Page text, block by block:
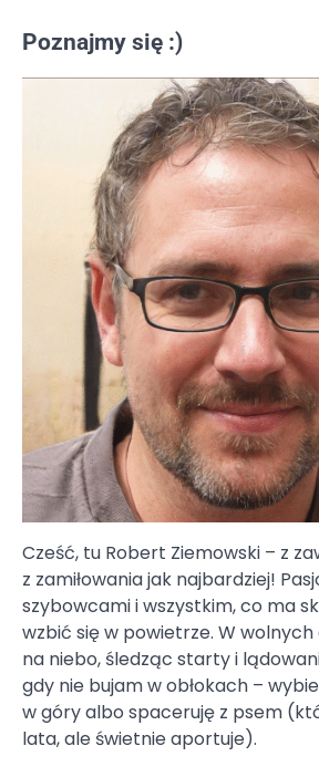
Poznajmy się :)
Cześć, tu Robert Ziemowski – z
z zamiłowania jak najbardziej!
szybowcami i wszystkim, co ma
wzbić się w powietrze. W
na niebo, śledząc starty i
gdy nie bujam w obłokach –
w góry albo spaceruję z psem
lata, ale świetnie aportuje).